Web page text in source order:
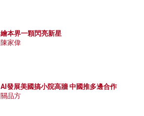
繪本界一顆閃亮新星
陳家偉
AI發展美國搞小院高牆 中國推多邊合作
關品方